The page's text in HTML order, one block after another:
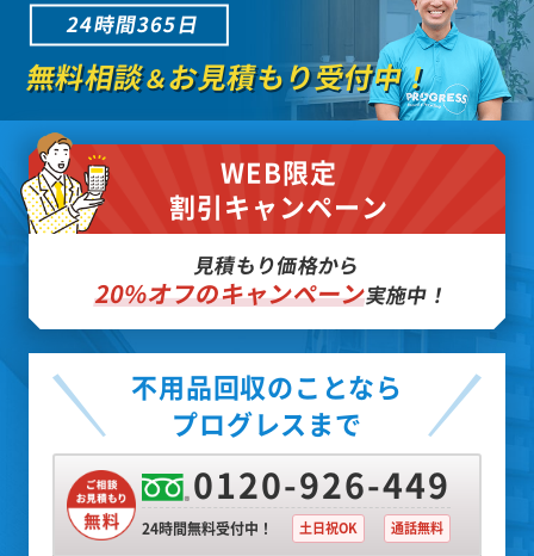
24時間365日
無料相談＆お見積もり受付中！
WEB限定
割引キャンペーン
見積もり価格から
20%オフのキャンペーン実施中！
不用品回収のことなら
プログレスまで
0120-926-449
24時間無料受付中！ 土日祝OK 通話無料